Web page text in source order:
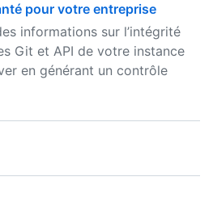
pour votre entreprise
informations sur l’intégrité
Git et API de votre instance
en générant un contrôle